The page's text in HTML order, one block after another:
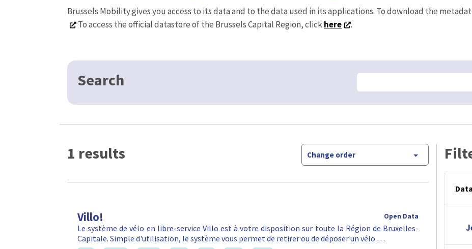
Brussels Mobility gives you access to its data and to the data used in its applications. To download the
To access the official datastore of the Brussels Capital Region, clickhere .
Search
1 results Change order
Villo! Open Data
Le système de vélo en libre-service Villo est à votre disposition sur toute la Région de Bruxelles-
Capitale. Simple d'utilisation, le système vous permet de retirer ou de déposer un vélo …